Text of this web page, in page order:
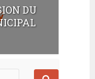
DU